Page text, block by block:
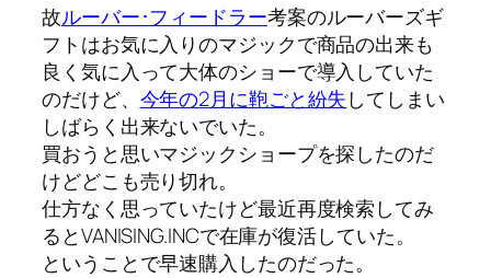
故ルーバー･フィードラー考案のルーバーズギ
フトはお気に入りのマジックで商品の出来も
良く気に入って大体のショーで導入していた
のだけど、 今年の2月に鞄ごと紛失してしまい
しばらく出来ないでいた。
買おうと思いマジックショープを探したのだ
けどどこも売り切れ。
仕方なく思っていたけど最近再度検索してみ
るとVANISING.INCで在庫が復活していた。
ということで早速購入したのだった。